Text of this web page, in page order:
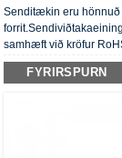
Senditækin eru hönnuð
samhæft við kröfur
FYRIRSPURN